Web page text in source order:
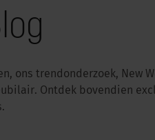
ons trendonderzoek, New
Ontdek bovendien